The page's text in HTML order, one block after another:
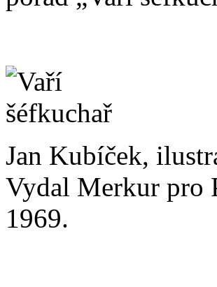
Jan Kubíček,
Vydal Merkur pro
1969.